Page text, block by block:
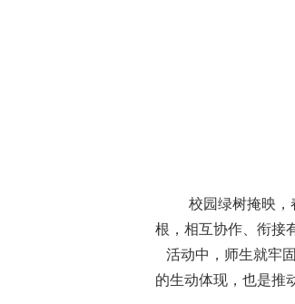
校园绿树掩映
根，相互协作、衔接
活动中，师生就牢
的生动体现，也是推